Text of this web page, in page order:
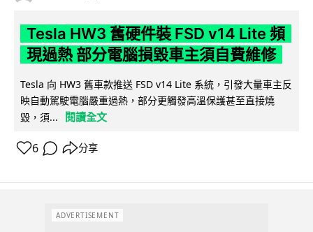
Tesla HW3 舊硬件裝 FSD v14 Lite 頻
現過熱 部分電腦損毀車主須自費維修
Tesla 向 HW3 舊車款推送 FSD v14 Lite 系統，引發大量車主反
映自動駕駛電腦嚴重過熱，部分更觸發高溫保護甚至直接燒
毀，須...
閱讀全文
6 分享
ADVERTISEMENT